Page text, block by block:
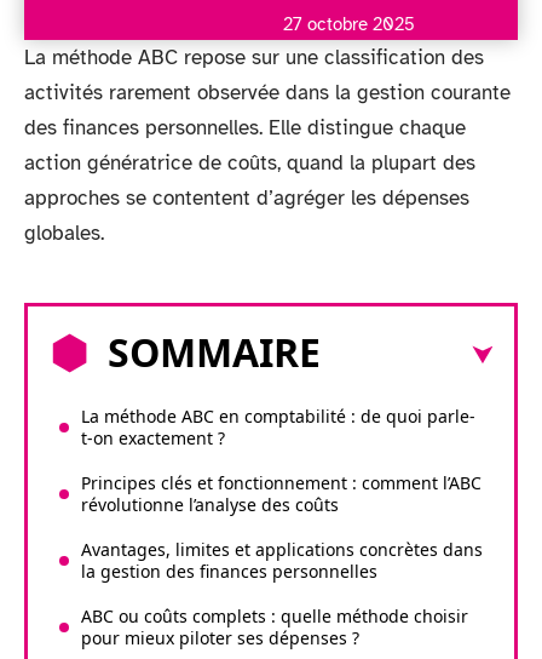
27 octobre 2025
La méthode ABC repose sur une classification des
activités rarement observée dans la gestion courante
des finances personnelles. Elle distingue chaque
action génératrice de coûts, quand la plupart des
approches se contentent d’agréger les dépenses
globales.
SOMMAIRE
La méthode ABC en comptabilité : de quoi parle-
t-on exactement ?
Principes clés et fonctionnement : comment l’ABC
révolutionne l’analyse des coûts
Avantages, limites et applications concrètes dans
la gestion des finances personnelles
ABC ou coûts complets : quelle méthode choisir
pour mieux piloter ses dépenses ?